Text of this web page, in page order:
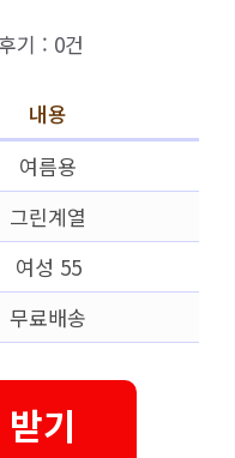
기 : 0건
내용
여름용
그린계열
여성 55
무료배송
기